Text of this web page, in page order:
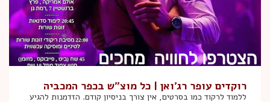
רוקדים עופר רג'ואן | כל מוצ"ש בכפר המכביה
ללמוד לרקוד כמו בסרטים, אין צורך בניסיון קודם. הזדמנות להגיע